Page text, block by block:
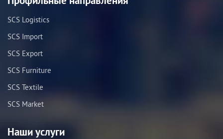
SCS Logistics
SCS Import
SCS Export
SCS Furniture
SCS Textile
SCS Market
Наши услуги